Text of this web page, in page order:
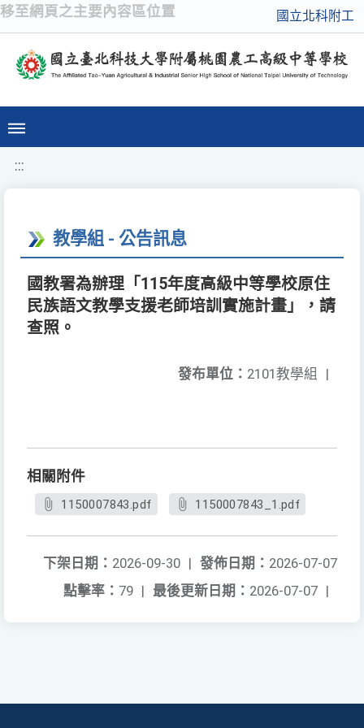
移至網頁之主要內容區位置 國立北科附工
:::
教學組 - 公告訊息
國教署為辦理「115年度高級中等學校原住
民族語文教學支援老師培訓實施計畫」，請
查照。
發布單位： 2101教學組 |
相關附件
1150007843.pdf 1150007843_1.pdf
發佈日期： 2026-07-07
下架日期： 2026-09-30 |
最後更新日期： 2026-07-07 |
點擊率： 79 |